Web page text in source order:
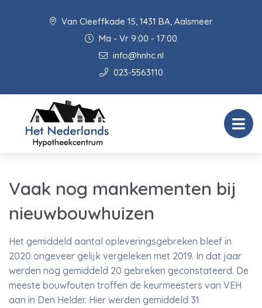
Van Cleeffkade 15, 1431 BA, Aalsmeer
Ma - Vr 9:00 - 17:00
info@hnhc.nl
023-5563110
Vaak nog mankementen bij
nieuwbouwhuizen
Het gemiddeld aantal opleveringsgebreken bleef in
2020 ongeveer gelijk vergeleken met 2019. In dat jaar
werden nog gemiddeld 20 gebreken geconstateerd. De
meeste bouwfouten troffen de keurmeesters van VEH
aan in Den Helder. Hier werden gemiddeld 31